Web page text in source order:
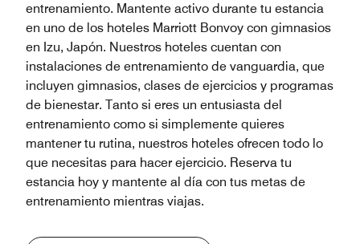
entrenamiento. Mantente activo durante tu estancia
en uno de los hoteles Marriott Bonvoy con gimnasios
en Izu, Japón. Nuestros hoteles cuentan con
instalaciones de entrenamiento de vanguardia, que
incluyen gimnasios, clases de ejercicios y programas
de bienestar. Tanto si eres un entusiasta del
entrenamiento como si simplemente quieres
mantener tu rutina, nuestros hoteles ofrecen todo lo
que necesitas para hacer ejercicio. Reserva tu
estancia hoy y mantente al día con tus metas de
entrenamiento mientras viajas.